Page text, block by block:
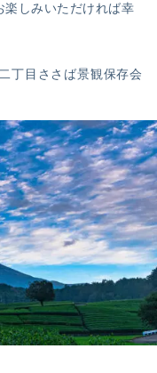
楽しみいただければ幸
丁目ささば景観保存会